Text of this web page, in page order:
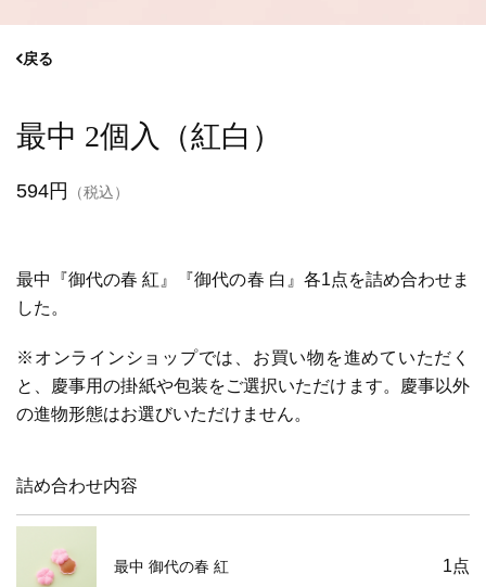
戻る
最中 2個入（紅白）
594円 （税込）
最中『御代の春 紅』『御代の春 白』各1点を詰め合わせま
した。
※オンラインショップでは、お買い物を進めていただく
と、慶事用の掛紙や包装をご選択いただけます。慶事以外
の進物形態はお選びいただけません。
詰め合わせ内容
最中 御代の春 紅 1点